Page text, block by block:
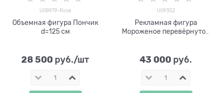
U08979-Rose
Объемная фигура Пончик
d=125 см
28 500 руб./шт
U09352
Рекламная фигура
Мороженое перевёрнутое
43 000 руб.